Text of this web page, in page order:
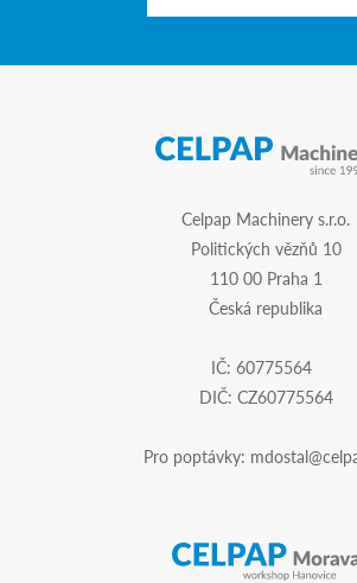
Celpap Machinery s.r.o.
Politických vězňů 10
110 00 Praha 1
Česká republika
IČ: 60775564
DIČ: CZ60775564
Pro poptávky: